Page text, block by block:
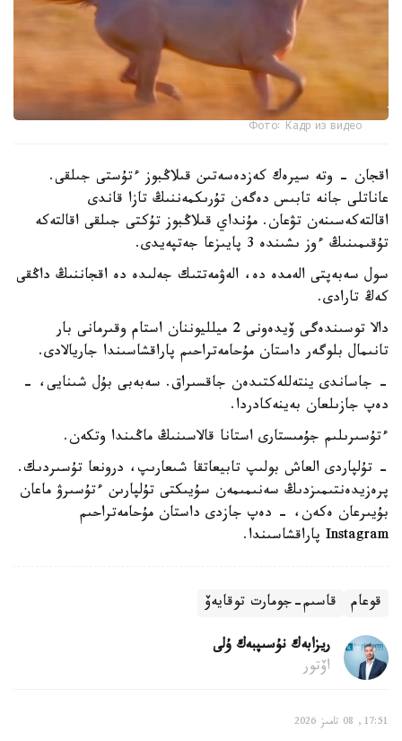
Фото: Кадр из видео
اقجان - وتە سيرەك كەزدەسەتىن قىلاڭبوز ءتۇستى جىلقى.
عاناتلى جانە تابىس دەگەن تۇرىكمەننىڭ تازا قاندى
اقالتەكەسىنەن تۋعان. مۇنداي قىلاڭبوز تۇكتى جىلقى اقالتەكە
تۇقىمىنىڭ ءوز ىشىندە 3 پايىزعا جەتپەيدى.
سول سەبەپتى الەمدە دە، الەۋمەتتىك جەلىدە دە اقجاننىڭ داڭقى
كەڭ تارادى.
دالا توسىندەگى ۆيدەونى 2 ميلليوننان استام وقىرمانى بار
تانىمال بلوگەر داستان مۇحامەتراحىم پاراقشاسىندا جاريالادى.
- جاساندى ينتەللەكتىدەن جاقسىراق. سەبەبى بۇل شىنايى، -
دەپ جازىلعان بەينەكادردا.
ءتۇسىرىلىم جۇمىستارى استانا قالاسىنىڭ ماڭىندا وتكەن.
- تۇلپاردى العاش بولىپ تابيعاتقا شىعارىپ، درونعا تۇسىردىك.
پرەزيدەنتىمىزدىڭ سەنىمىمەن سۇيىكتى تۇلپارىن ءتۇسىرۋ ماعان
بۇيىرعان ەكەن، - دەپ جازدى داستان مۇحامەتراحىم
Instagram پاراقشاسىندا.
قوعام قاسىم-جومارت توقايەۆ
ريزابەك نۇسىپبەك ۇلى
اۆتور
17:51, 08 تامىز 2026